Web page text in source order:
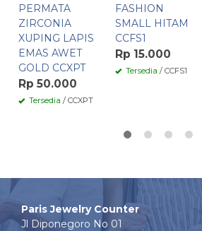
PERMATA
ZIRCONIA
XUPING LAPIS
EMAS AWET
GOLD CCXPT
Rp 50.000
Tersedia / CCXPT
FASHION
SMALL HITAM
CCFS1
Rp 15.000
Tersedia / CCFS1
Paris Jewelry Counter
Jl Diponegoro No 01